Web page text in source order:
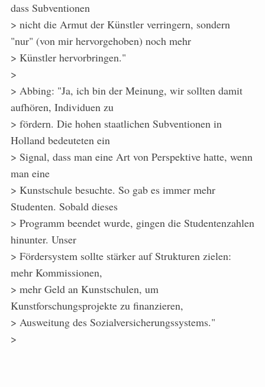
dass Subventionen
> nicht die Armut der Künstler verringern, sondern
"nur" (von mir hervorgehoben) noch mehr
> Künstler hervorbringen."
>
> Abbing: "Ja, ich bin der Meinung, wir sollten damit
aufhören, Individuen zu
> fördern. Die hohen staatlichen Subventionen in
Holland bedeuteten ein
> Signal, dass man eine Art von Perspektive hatte, wenn
man eine
> Kunstschule besuchte. So gab es immer mehr
Studenten. Sobald dieses
> Programm beendet wurde, gingen die Studentenzahlen
hinunter. Unser
> Fördersystem sollte stärker auf Strukturen zielen:
mehr Kommissionen,
> mehr Geld an Kunstschulen, um
Kunstforschungsprojekte zu finanzieren,
> Ausweitung des Sozialversicherungssystems."
>